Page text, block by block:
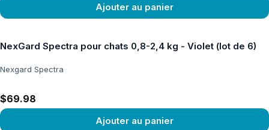
Ajouter au panier
NexGard Spectra pour chats 0,8-2,4 kg - Violet (lot de 6)
Nexgard Spectra
$69.98
Ajouter au panier